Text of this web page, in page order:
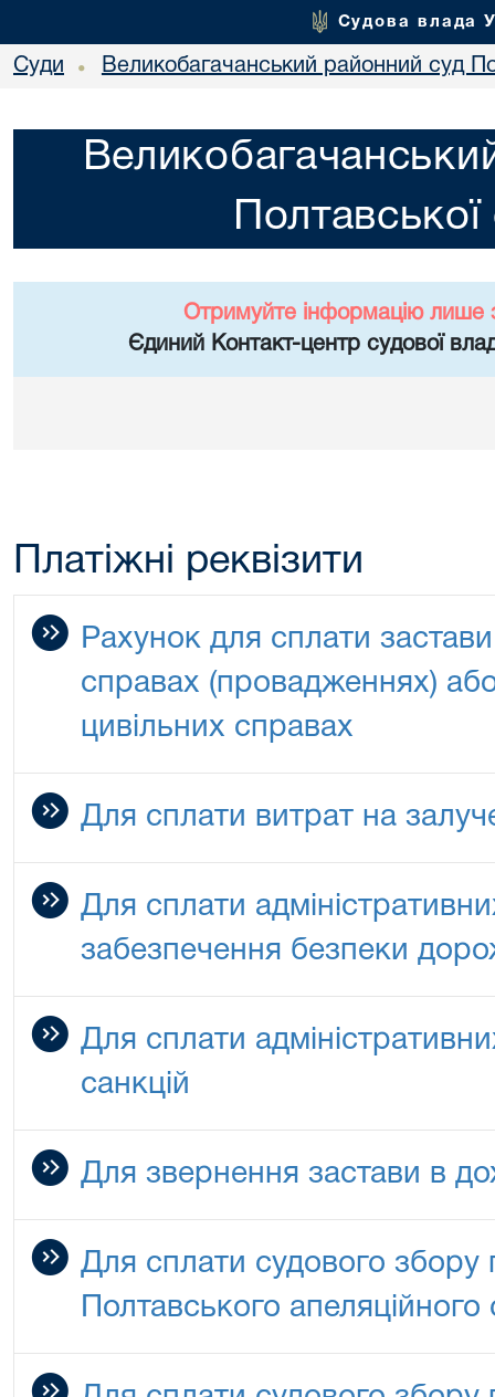
Судова влада
Суди • Великобагачанський районний суд
Полтавської
Отримуйте інформацію лише
Єдиний Контакт-центр судової
Платіжні реквізити
Рахунок для сплати
справах (провадженнях)
цивільних справах
Для сплати витрат на
Для сплати
забезпечення безпеки
Для сплати
санкцій
Для звернення застави в
Для сплати судового збору
Полтавського апеляційного